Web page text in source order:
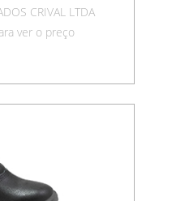
CRIVAL LTDA
ver o preço